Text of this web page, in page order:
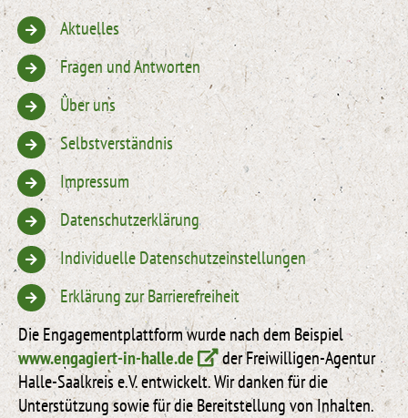
Aktuelles
Fragen und Antworten
Über uns
Selbstverständnis
Impressum
Datenschutzerklärung
Individuelle Datenschutzeinstellungen
Erklärung zur Barrierefreiheit
Die Engagementplattform wurde nach dem Beispiel
www.engagiert-in-halle.de
der Freiwilligen-Agentur
Halle-Saalkreis e.V. entwickelt. Wir danken für die
Unterstützung sowie für die Bereitstellung von Inhalten.